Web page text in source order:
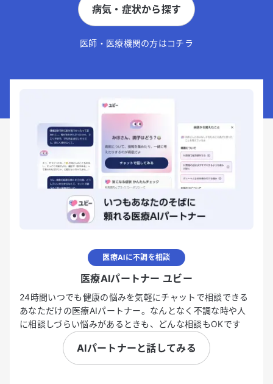
病気・症状から探す
医師・医療機関の方はコチラ
医療AIに不調を相談
医療AIパートナー ユビー
24時間いつでも健康の悩みを気軽にチャットで相談できる
あなただけの医療AIパートナー。なんとなく不調な時や人
に相談しづらい悩みがあるときも、どんな相談もOKです
AIパートナーと話してみる